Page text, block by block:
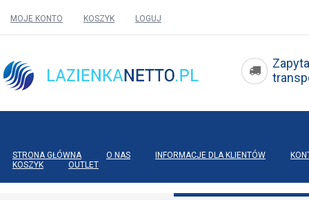
MOJE KONTO KOSZYK LOGUJ
STRONA GŁÓWNA O NAS INFORMACJE DLA KLIENTÓW
KOSZYK
OUTLET